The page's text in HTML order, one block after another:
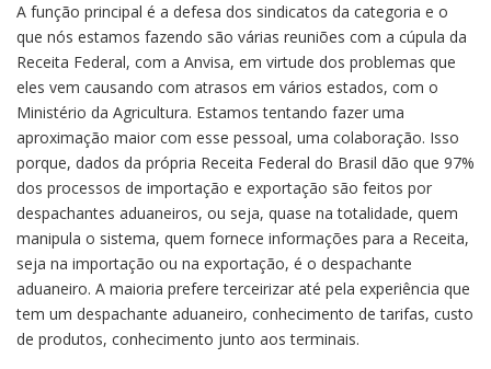
A função principal é a defesa dos sindicatos da categoria e o
que nós estamos fazendo são várias reuniões com a cúpula da
Receita Federal, com a Anvisa, em virtude dos problemas que
eles vem causando com atrasos em vários estados, com o
Ministério da Agricultura. Estamos tentando fazer uma
aproximação maior com esse pessoal, uma colaboração. Isso
porque, dados da própria Receita Federal do Brasil dão que 97%
dos processos de importação e exportação são feitos por
despachantes aduaneiros, ou seja, quase na totalidade, quem
manipula o sistema, quem fornece informações para a Receita,
seja na importação ou na exportação, é o despachante
aduaneiro. A maioria prefere terceirizar até pela experiência que
tem um despachante aduaneiro, conhecimento de tarifas, custo
de produtos, conhecimento junto aos terminais.